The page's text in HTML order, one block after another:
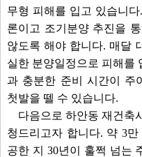
무형 피해를 입고 있습니
론이고 조기분양 추진을
않도록 해야 합니다. 매달
실한 분양일정으로 피해를
과 충분한 준비 시간이 주
첫발을 뗄 수 있습니다.
다음으로 하안동 재건축
청드리고자 합니다. 약 3
공한 지 30년이 훌쩍 넘는